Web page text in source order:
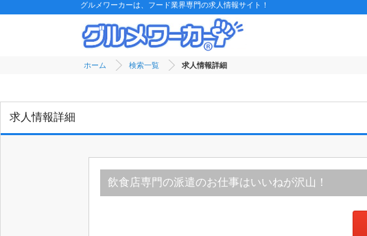
グルメワーカーは、フード業界専門の求人情報サイト！
ホーム 検索一覧 求人情報詳細
求人情報詳細
飲食店専門の派遣のお仕事はいいねが沢山！